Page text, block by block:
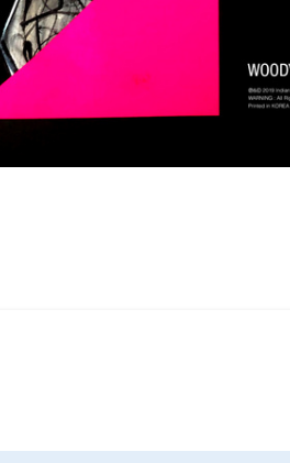
재
생